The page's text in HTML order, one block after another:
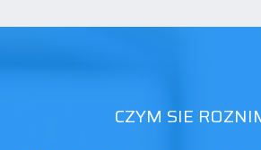
CZYM SIE